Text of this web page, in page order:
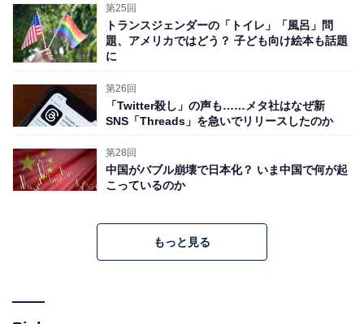
第25回
トランスジェンダーの「トイレ」「風呂」問
題、アメリカではどう？ 子ども向け絵本も話題
に
第26回
「Twitter殺し」の声も……メタ社はなぜ新
SNS「Threads」を急いでリリースしたのか
第28回
中国がバブル崩壊で日本化？ いま中国で何が起
こっているのか
もっと見る